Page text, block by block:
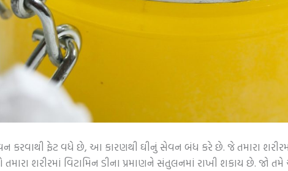
કરવાથી ફેટ વધે છે, આ કારણથી ઘીનું સેવન બંધ કરે છે. જે તમારા
શરીરમાં વિટામિન ડીના પ્રમાણને સંતુલનમાં રાખી શકાય છે. જો